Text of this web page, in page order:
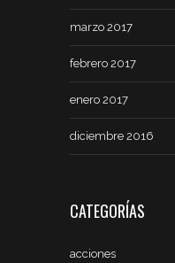
marzo 2017
febrero 2017
enero 2017
diciembre 2016
CATEGORÍAS
acciones